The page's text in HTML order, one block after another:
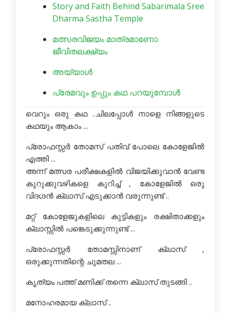
Story and Faith Behind Sabarimala Sree
Dharma Sastha Temple
മത്സരവിജയം മാത്രമാണോ
ജീവിതലക്ഷ്യം
അയ്യാൾ
പ്രേമവും ഉപ്പും കഥ പറയുമ്പോള്‍
വെറും ഒരു കഥ ..ചിലപ്പോള്‍ നാളെ നിങ്ങളുടെ
കഥയും ആകാം ...
പ്രോഫസ്സര്‍ തോമസ്‌ പതിവ് പോലെ കോളേജില്‍
എത്തി ...
അന്ന് മത്സര പരീക്ഷകളില്‍ വിജയിക്കുവാന്‍ വേണ്ട
കുറുക്കുവഴികളെ കുറിച്ച് , കോളേജില്‍ ഒരു
വിദഗ്ദന്‍ ക്ലാസ് എടുക്കാന്‍ വരുന്നുണ്ട് ..
മറ്റ് കോളേജുകളിലെ കുട്ടികളും രക്ഷിതാക്കളും
ക്ലാസ്സില്‍ പങ്കെടുക്കുന്നുണ്ട് ...
പ്രോഫസ്സര്‍ തോമസ്സിനാണ് ക്ലാസ് ,
ഒരുക്കുന്നതിന്റെ ചുമതല ...
കൃത്യം പത്ത് മണിക്ക് തന്നെ ക്ലാസ് തുടങ്ങി ..
മനോഹരമായ ക്ലാസ് ..